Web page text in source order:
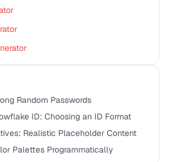
Random Passwords
ID: Choosing an ID Format
Realistic Placeholder Content
Palettes Programmatically